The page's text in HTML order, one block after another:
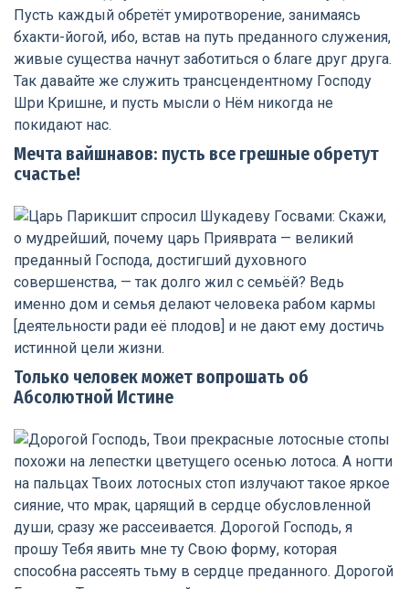
Мечта вайшнавов: пусть все грешные обретут
счастье!
Только человек может вопрошать об
Абсолютной Истине